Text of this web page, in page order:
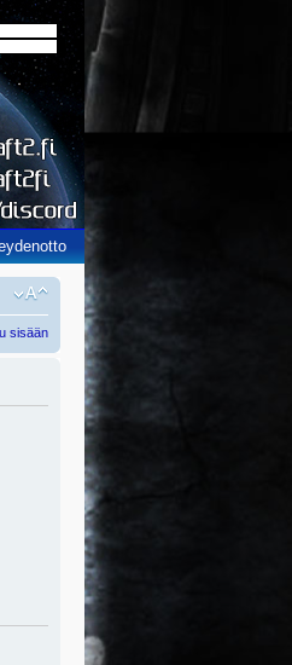
sisään